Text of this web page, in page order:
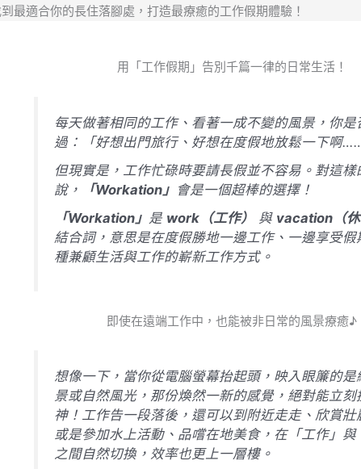
最適合你的長住落腳處，打造最療癒的工作假期體驗！
用「工作假期」告別千篇一律的日常生活！
每天做著相同的工作、看著一成不變的風景，你是
過：「好想出門旅行、好想在度假地放鬆一下啊
但現實是，工作忙碌時要請長假並不容易。對這樣
說，
「Workation」 會是一個超棒的選擇！
「Workation」 是 work（工作） 與 vacation（休
結合詞，意思是在度假勝地一邊工作、一邊享受假
種兼顧生活與工作的嶄新工作方式。
即使在遠端工作中，也能被非日常的風景療癒♪
想像一下，當你從電腦螢幕抬起頭，映入眼簾的是
景或自然風光，那份煥然一新的感覺，絕對能立刻
神！工作告一段落後，還可以到附近走走、欣賞壯
或是參加水上活動、品嚐在地美食，在「工作」與
之間自然切換，效率也更上一層樓。